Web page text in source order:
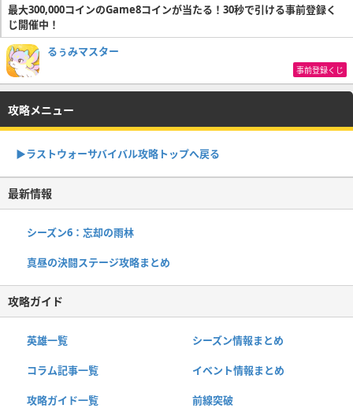
最大300,000コインのGame8コインが当たる！30秒で引ける事前登録く
じ開催中！
るぅみマスター
事前登録くじ
攻略メニュー
▶︎ラストウォーサバイバル攻略トップへ戻る
最新情報
シーズン6：忘却の雨林
真昼の決闘ステージ攻略まとめ
攻略ガイド
英雄一覧 シーズン情報まとめ
コラム記事一覧 イベント情報まとめ
攻略ガイド一覧 前線突破